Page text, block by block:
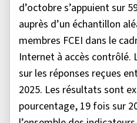
d’octobre s’appuient sur
auprès d’un échantillon
membres FCEI dans le
Internet à accès contrôlé.
sur les réponses reçues
2025. Les résultats sont
pourcentage, 19 fois sur